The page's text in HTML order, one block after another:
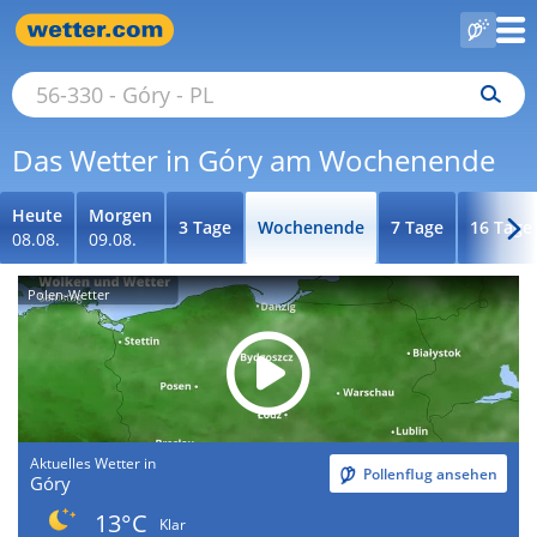
Das Wetter in Góry am Wochenende
Heute
08.08.
Morgen
09.08.
3 Tage Wochenende 7 Tage 16 Tage
Polen-Wetter
Aktuelles Wetter in
Góry Pollenflug ansehen
13°C
Klar